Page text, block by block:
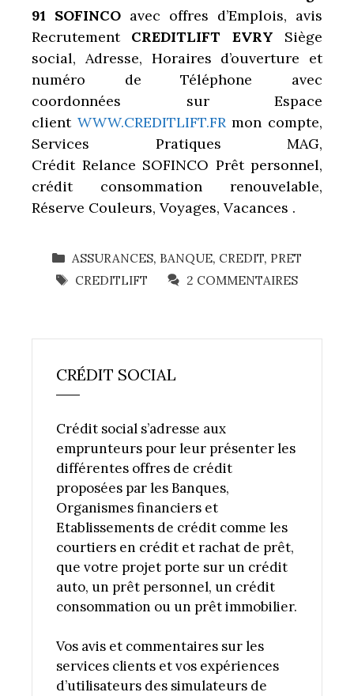
91 SOFINCO avec offres d’Emplois, avis
Recrutement CREDITLIFT EVRY Siège
social, Adresse, Horaires d’ouverture et
numéro de Téléphone avec
coordonnées sur Espace
clientWWW.CREDITLIFT.FRmon compte,
Services Pratiques MAG,
Crédit Relance SOFINCO Prêt personnel,
crédit consommation renouvelable,
Réserve Couleurs, Voyages, Vacances .
CATÉGORIES
ASSURANCES, BANQUE, CREDIT, PRET
ÉTIQUETTES
CREDITLIFT 2 COMMENTAIRES
CRÉDIT SOCIAL
Crédit social s’adresse aux
emprunteurs pour leur présenter les
différentes offres de crédit
proposées par les Banques,
Organismes financiers et
Etablissements de crédit comme les
courtiers en crédit et rachat de prêt,
que votre projet porte sur un crédit
auto, un prêt personnel, un crédit
consommation ou un prêt immobilier.
Vos avis et commentaires sur les
services clients et vos expériences
d’utilisateurs des simulateurs de